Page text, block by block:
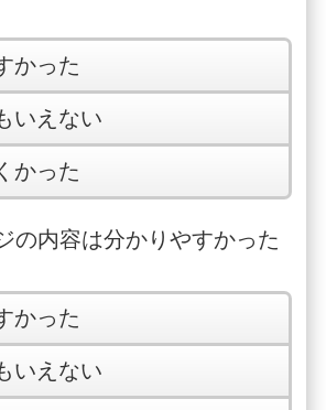
かった
いえない
かった
の内容は分かりやすかった
かった
いえない